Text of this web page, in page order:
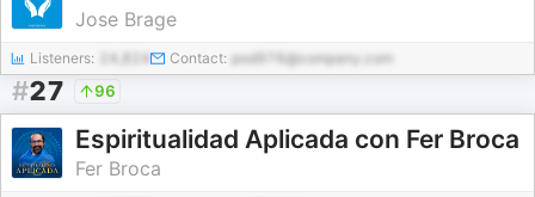
Jose Brage
Listeners: Contact: pod976@company.com
#27 96
Espiritualidad Aplicada con Fer Broca
Fer Broca